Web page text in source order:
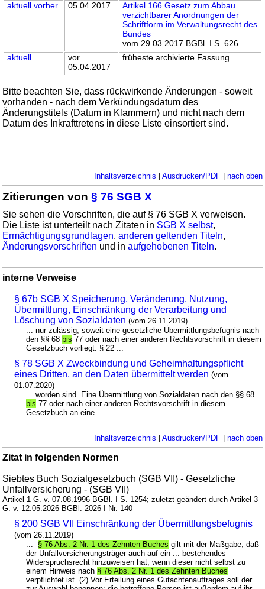
aktuell vorher 05.04.2017
Artikel 166 Gesetz zum Abbau
verzichtbarer Anordnungen der
Schriftform im Verwaltungsrecht des
Bundes
vom 29.03.2017 BGBl. I S. 626
aktuell
vor
05.04.2017
früheste archivierte Fassung
Bitte beachten Sie, dass rückwirkende Änderungen - soweit
vorhanden - nach dem Verkündungsdatum des
Änderungstitels (Datum in Klammern) und nicht nach dem
Datum des Inkrafttretens in diese Liste einsortiert sind.
Inhaltsverzeichnis Ausdrucken/PDF| nach oben
Zitierungen von§ 76 SGB X
Sie sehen die Vorschriften, die auf § 76 SGB X verweisen.
Die Liste ist unterteilt nach Zitaten in SGB X selbst,
Ermächtigungsgrundlagen,anderen geltenden Titeln,
Änderungsvorschriften und inaufgehobenen Titeln.
interne Verweise
§ 67b SGB X Speicherung, Veränderung, Nutzung,
Übermittlung, Einschränkung der Verarbeitung und
Löschung von Sozialdaten (vom 26.11.2019)
... nur zulässig, soweit eine gesetzliche Übermittlungsbefugnis nach
den §§ 68 bis 77 oder nach einer anderen Rechtsvorschrift in diesem
Gesetzbuch vorliegt. § 22 ...
§ 78 SGB X Zweckbindung und Geheimhaltungspflicht
eines Dritten, an den Daten übermittelt werden (vom
01.07.2020)
... worden sind. Eine Übermittlung von Sozialdaten nach den §§ 68
bis 77 oder nach einer anderen Rechtsvorschrift in diesem
Gesetzbuch an eine ...
Inhaltsverzeichnis Ausdrucken/PDF| nach oben
Zitat in folgenden Normen
Siebtes Buch Sozialgesetzbuch (SGB VII) - Gesetzliche
Unfallversicherung - (SGB VII)
Artikel 1 G. v. 07.08.1996 BGBl. I S. 1254; zuletzt geändert durch Artikel 3
G. v. 12.05.2026 BGBl. 2026 I Nr. 140
§ 200 SGB VII Einschränkung der Übermittlungsbefugnis
(vom 26.11.2019)
... § 76 Abs. 2 Nr. 1 des Zehnten Buches gilt mit der Maßgabe, daß
der Unfallversicherungsträger auch auf ein ... bestehendes
Widerspruchsrecht hinzuweisen hat, wenn dieser nicht selbst zu
einem Hinweis nach § 76 Abs. 2 Nr. 1 des Zehnten Buches
verpflichtet ist. (2) Vor Erteilung eines Gutachtenauftrages soll der ...